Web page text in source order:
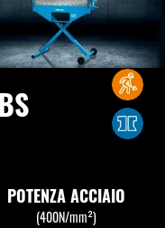
POTENZA ACCIAIO
(400N/mm²)